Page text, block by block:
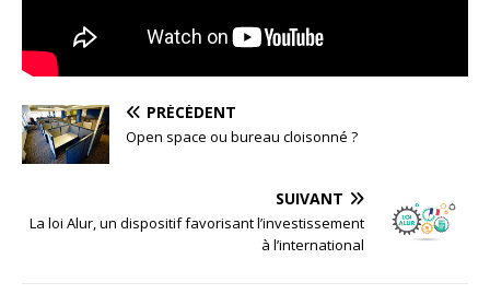
PRÉCÉDENT
Open space ou bureau cloisonné ?
SUIVANT
La loi Alur, un dispositif favorisant l’investissement
à l’international